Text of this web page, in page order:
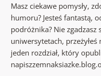
Masz ciekawe pomysły,
humoru? Jesteś fantastą,
podróżnika? Nie
uniwersytetach, przeżyłeś
jeden rozdział, który